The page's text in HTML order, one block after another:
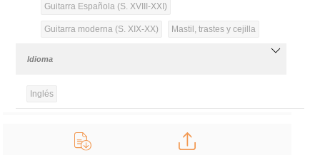
Guitarra Española (S. XVIII-XXI)
Guitarra moderna (S. XIX-XX) Mastil, trastes y cejilla
Idioma
Inglés